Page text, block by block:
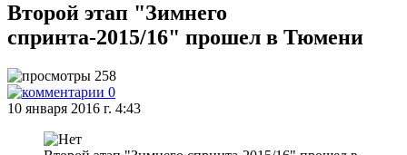
Второй этап "Зимнего
спринта-2015/16" прошел в Тюмени
258
0
10 января 2016 г. 4:43